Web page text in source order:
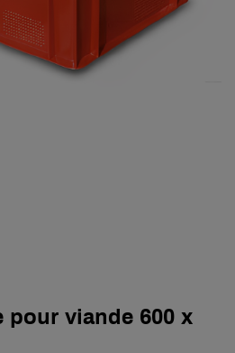
pour viande 600 x